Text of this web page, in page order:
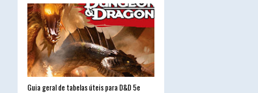
Guia geral de tabelas úteis para D&D 5e